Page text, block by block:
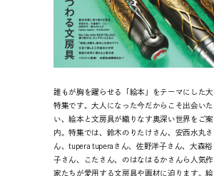
誰もが胸を躍らせる「絵本」をテーマにした大
特集です。大人になった今だからこそ出会いた
い、絵本と文房具が織りなす奥深い世界をご案
内。特集では、鈴木のりたけさん、安西水丸さ
ん、tupera tuperaさん、佐野洋子さん、大森裕
子さん、こたさん、のはなはるかさんら人気作
家たちが愛用する文房具や画材に迫ります。絵